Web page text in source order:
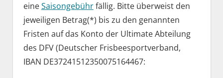
eineSaisongebührfällig. Bitte überweist den
jeweiligen Betrag(*) bis zu den genannten
Fristen auf das Konto der Ultimate Abteilung
des DFV (Deutscher Frisbeesportverband,
IBAN DE37241512350075164467: